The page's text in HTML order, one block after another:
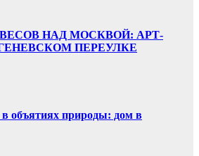
НАД МОСКВОЙ: АРТ-
ПЕРЕУЛКЕ
объятиях природы: дом в